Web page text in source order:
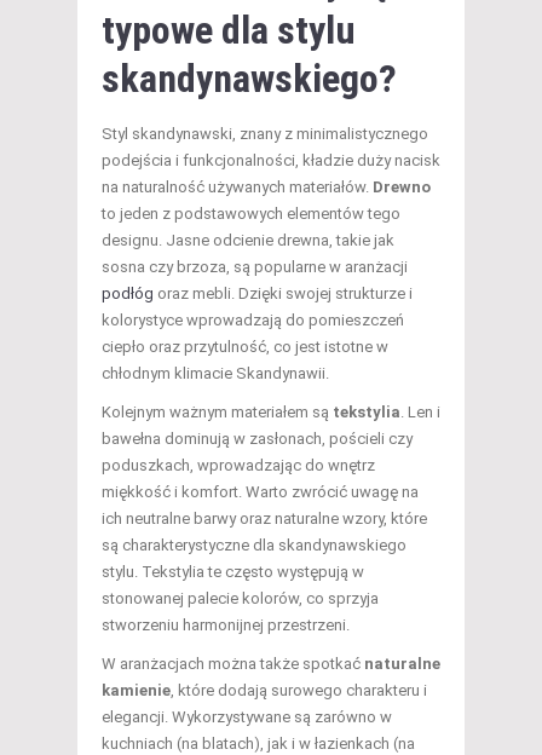
typowe dla stylu
skandynawskiego?
Styl skandynawski, znany z minimalistycznego
podejścia i funkcjonalności, kładzie duży nacisk
na naturalność używanych materiałów. Drewno
to jeden z podstawowych elementów tego
designu. Jasne odcienie drewna, takie jak
sosna czy brzoza, są popularne w aranżacji
podłóg oraz mebli. Dzięki swojej strukturze i
kolorystyce wprowadzają do pomieszczeń
ciepło oraz przytulność, co jest istotne w
chłodnym klimacie Skandynawii.
Kolejnym ważnym materiałem są tekstylia. Len i
bawełna dominują w zasłonach, pościeli czy
poduszkach, wprowadzając do wnętrz
miękkość i komfort. Warto zwrócić uwagę na
ich neutralne barwy oraz naturalne wzory, które
są charakterystyczne dla skandynawskiego
stylu. Tekstylia te często występują w
stonowanej palecie kolorów, co sprzyja
stworzeniu harmonijnej przestrzeni.
W aranżacjach można także spotkać naturalne
kamienie, które dodają surowego charakteru i
elegancji. Wykorzystywane są zarówno w
kuchniach (na blatach), jak i w łazienkach (na